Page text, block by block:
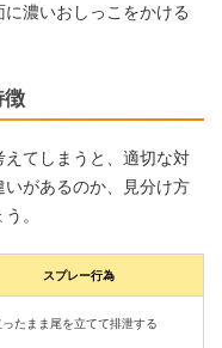
濃いおしっこをかける
徴
てしまうと、適切な対
があるのか、見分け方
。
スプレー行為
ったまま尾を立てて排泄する